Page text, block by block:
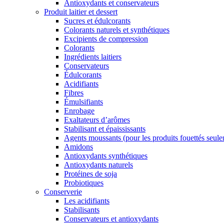
Antioxydants et conservateurs
Produit laitier et dessert
Sucres et édulcorants
Colorants naturels et synthétiques
Excipients de compression
Colorants
Ingrédients laitiers
Conservateurs
Édulcorants
Acidifiants
Fibres
Émulsifiants
Enrobage
Exaltateurs d’arômes
Stabilisant et épaississants
Agents moussants (pour les produits fouettés
Amidons
Antioxydants synthétiques
Antioxydants naturels
Protéines de soja
Probiotiques
Conserverie
Les acidifiants
Stabilisants
Conservateurs et antioxydants